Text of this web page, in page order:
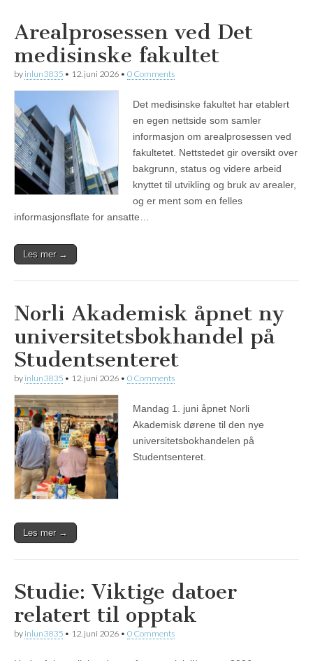
Arealprosessen ved Det
medisinske fakultet
by inlun3835 • 12. juni 2026 • 0 Comments
Det medisinske fakultet har etablert
en egen nettside som samler
informasjon om arealprosessen ved
fakultetet. Nettstedet gir oversikt over
bakgrunn, status og videre arbeid
knyttet til utvikling og bruk av arealer,
og er ment som en felles
informasjonsflate for ansatte…
Les mer →
Norli Akademisk åpnet ny
universitetsbokhandel på
Studentsenteret
by inlun3835 • 12. juni 2026 • 0 Comments
Mandag 1. juni åpnet Norli
Akademisk dørene til den nye
universitetsbokhandelen på
Studentsenteret.
Les mer →
Studie: Viktige datoer
relatert til opptak
by inlun3835 • 12. juni 2026 • 0 Comments